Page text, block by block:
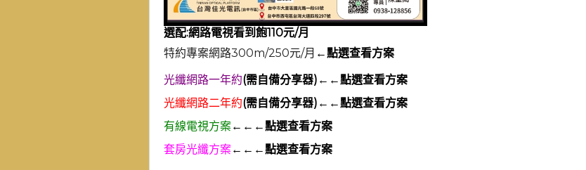
選配:網路電視看到飽110元/月
特約專案網路300m/250元/月 ←點選查看方案
光纖網路一年約(需自備分享器)←←點選查看方案
光纖網路二年約(需自備分享器)←←點選查看方案
有線電視方案←←←點選查看方案
套房光纖方案←←←點選查看方案